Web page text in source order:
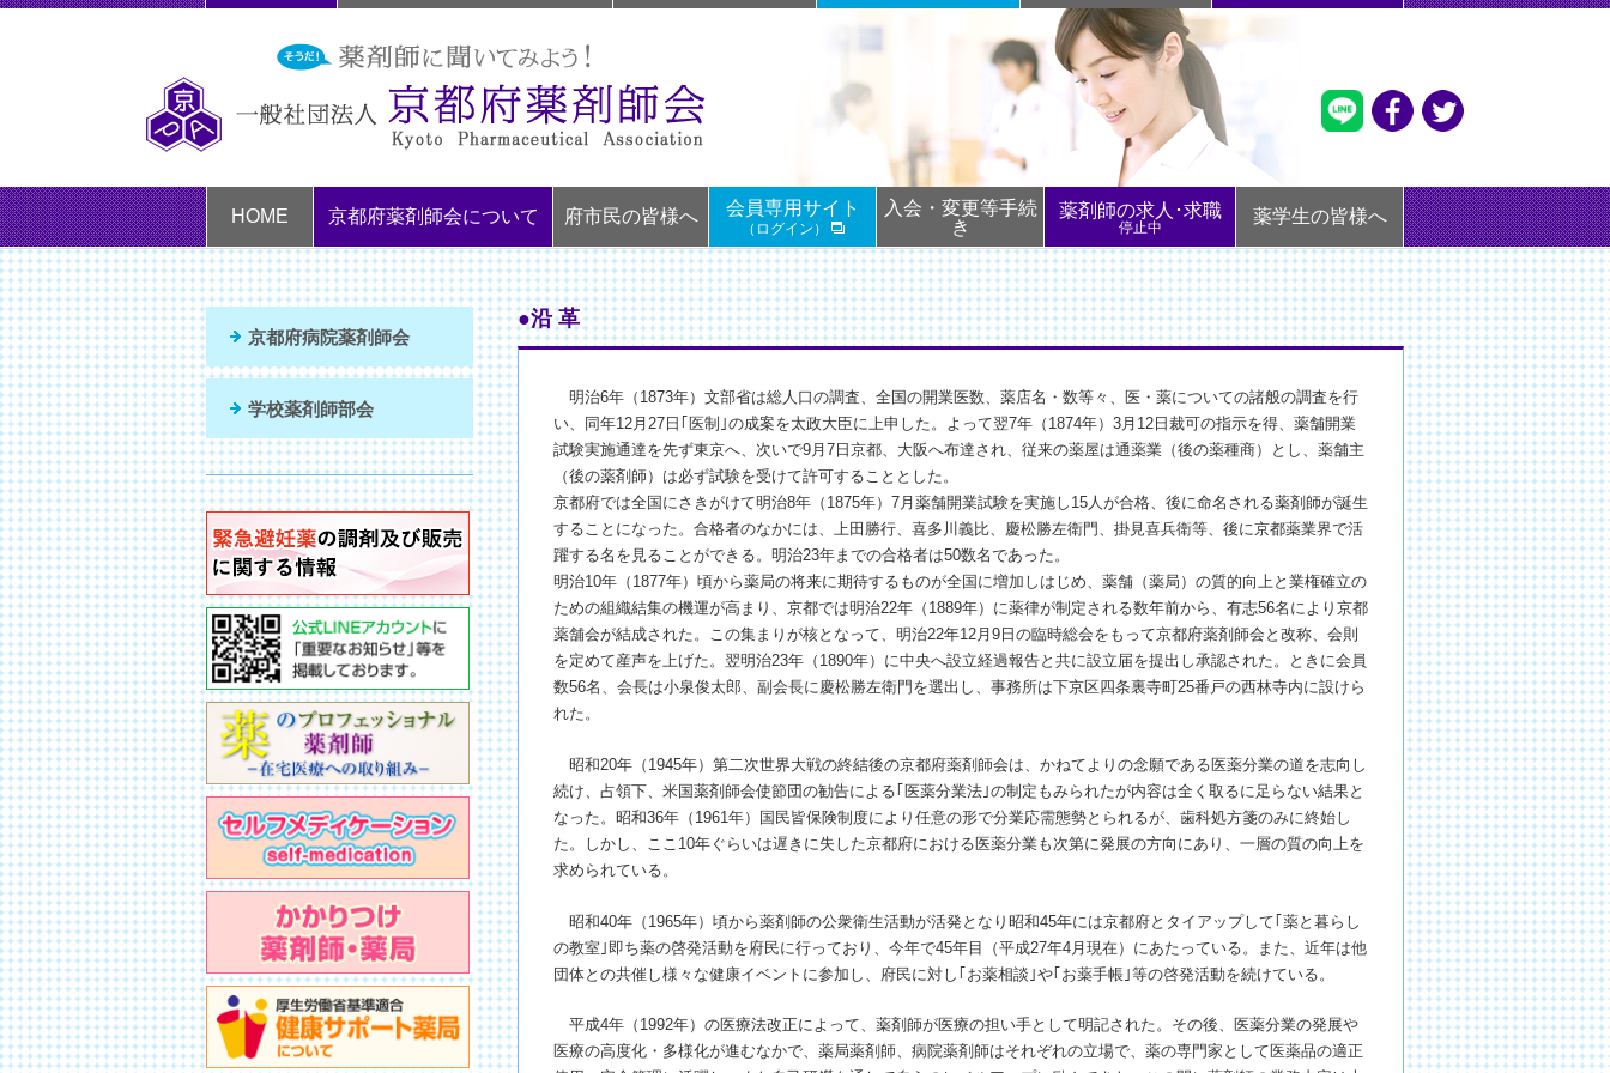
HOME 京都府薬剤師会について 府市民の皆様へ 会員専用サイト
（ログイン）
入会・変更等手続
き
薬剤師の求人･求職
停止中
薬学生の皆様へ
●沿 革
明治6年（1873年）文部省は総人口の調査、全国の開業医数、薬店名・数等々、医・薬についての諸般の調査を行
い、同年12月27日｢医制｣の成案を太政大臣に上申した。よって翌7年（1874年）3月12日裁可の指示を得、薬舗開業
試験実施通達を先ず東京へ、次いで9月7日京都、大阪へ布達され、従来の薬屋は通薬業（後の薬種商）とし、薬舗主
（後の薬剤師）は必ず試験を受けて許可することとした。
京都府では全国にさきがけて明治8年（1875年）7月薬舗開業試験を実施し15人が合格、後に命名される薬剤師が誕生
することになった。合格者のなかには、上田勝行、喜多川義比、慶松勝左衛門、掛見喜兵衛等、後に京都薬業界で活
躍する名を見ることができる。明治23年までの合格者は50数名であった。
明治10年（1877年）頃から薬局の将来に期待するものが全国に増加しはじめ、薬舗（薬局）の質的向上と業権確立の
ための組織結集の機運が高まり、京都では明治22年（1889年）に薬律が制定される数年前から、有志56名により京都
薬舗会が結成された。この集まりが核となって、明治22年12月9日の臨時総会をもって京都府薬剤師会と改称、会則
を定めて産声を上げた。翌明治23年（1890年）に中央へ設立経過報告と共に設立届を提出し承認された。ときに会員
数56名、会長は小泉俊太郎、副会長に慶松勝左衛門を選出し、事務所は下京区四条裏寺町25番戸の西林寺内に設けら
れた。
昭和20年（1945年）第二次世界大戦の終結後の京都府薬剤師会は、かねてよりの念願である医薬分業の道を志向し
続け、占領下、米国薬剤師会使節団の勧告による｢医薬分業法｣の制定もみられたが内容は全く取るに足らない結果と
なった。昭和36年（1961年）国民皆保険制度により任意の形で分業応需態勢とられるが、歯科処方箋のみに終始し
た。しかし、ここ10年ぐらいは遅きに失した京都府における医薬分業も次第に発展の方向にあり、一層の質の向上を
求められている。
昭和40年（1965年）頃から薬剤師の公衆衛生活動が活発となり昭和45年には京都府とタイアップして｢薬と暮らし
の教室｣即ち薬の啓発活動を府民に行っており、今年で45年目（平成27年4月現在）にあたっている。また、近年は他
団体との共催し様々な健康イベントに参加し、府民に対し｢お薬相談｣や｢お薬手帳｣等の啓発活動を続けている。
平成4年（1992年）の医療法改正によって、薬剤師が医療の担い手として明記された。その後、医薬分業の発展や
医療の高度化・多様化が進むなかで、薬局薬剤師、病院薬剤師はそれぞれの立場で、薬の専門家として医薬品の適正
京都府病院薬剤師会
学校薬剤師部会